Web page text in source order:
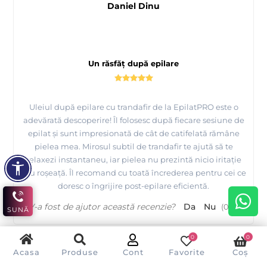
Acasa Produse Cont Favorite
0
Coș
0
Un răsfăț după epilare
Uleiul după epilare cu trandafir de la EpilatPRO este o
adevărată descoperire! Îl folosesc după fiecare sesiune de
epilat și sunt impresionată de cât de catifelată rămâne
pielea mea. Mirosul subtil de trandafir te ajută să te
relaxezi instantaneu, iar pielea nu prezintă nicio iritație
sau roșeață. Îl recomand cu toată încrederea pentru cei ce
doresc o îngrijire post-epilare eficientă.
Daniel Dinu
V-a fost de ajutor această recenzie? Da Nu (0 0)
SUNĂ